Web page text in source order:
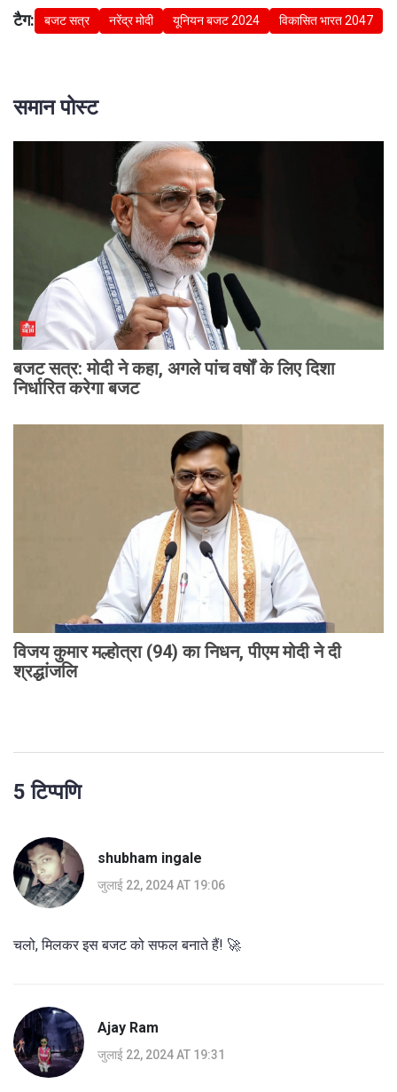
टैग: बजट सत्र नरेंद्र मोदी यूनियन बजट 2024 विकासित भारत 2047
समान पोस्ट
बजट सत्र: मोदी ने कहा, अगले पांच वर्षों के लिए दिशा
निर्धारित करेगा बजट
विजय कुमार मल्होत्रा (94) का निधन, पीएम मोदी ने दी
श्रद्धांजलि
5 टिप्पणि
shubham ingale
जुलाई 22, 2024 AT 19:06
चलो, मिलकर इस बजट को सफल बनाते हैं! 🚀
Ajay Ram
जुलाई 22, 2024 AT 19:31